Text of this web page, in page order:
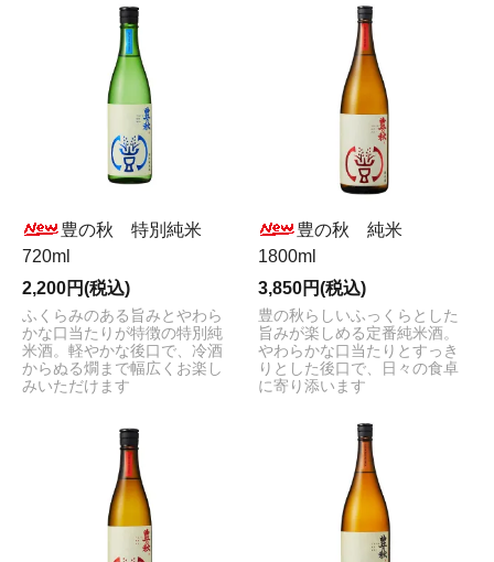
豊の秋 特別純米
720ml
2,200円(税込)
ふくらみのある旨みとやわら
かな口当たりが特徴の特別純
米酒。軽やかな後口で、冷酒
からぬる燗まで幅広くお楽し
みいただけます
豊の秋 純米
1800ml
3,850円(税込)
豊の秋らしいふっくらとした
旨みが楽しめる定番純米酒。
やわらかな口当たりとすっき
りとした後口で、日々の食卓
に寄り添います